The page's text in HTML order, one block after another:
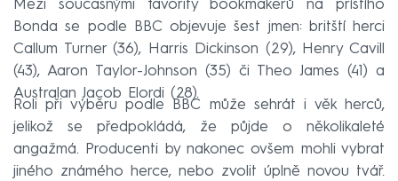
Mezi současnými favority bookmakerů na příštího
Bonda se podle BBC objevuje šest jmen: britští herci
Callum Turner (36), Harris Dickinson (29), Henry Cavill
(43), Aaron Taylor-Johnson (35) či Theo James (41) a
Australan Jacob Elordi (28).
Roli při výběru podle BBC může sehrát i věk herců,
jelikož se předpokládá, že půjde o několikaleté
angažmá. Producenti by nakonec ovšem mohli vybrat
jiného známého herce, nebo zvolit úplně novou tvář.